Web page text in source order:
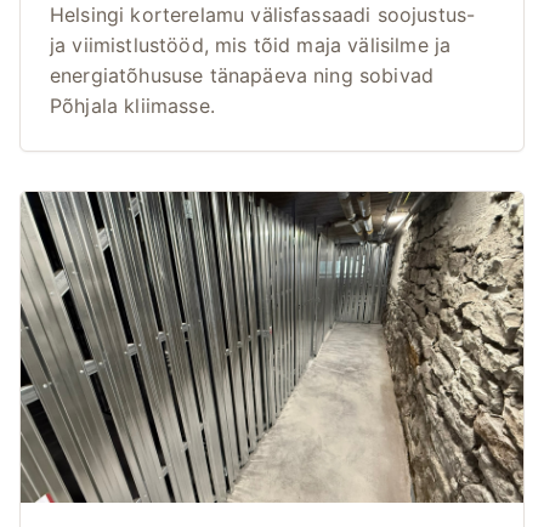
Helsingi korterelamu välisfassaadi soojustus-
ja viimistlustööd, mis tõid maja välisilme ja
energiatõhususe tänapäeva ning sobivad
Põhjala kliimasse.